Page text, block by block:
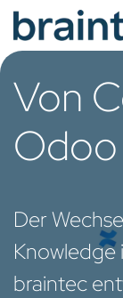
Zum Inhalt
Von
Der
Knowledge
braintec